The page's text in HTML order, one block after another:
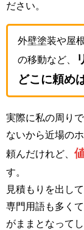
ださい。
外壁塗装や屋
の移動など、
どこに頼め
実際に私の周り
ないから近場の
頼んだけれど、
す。
見積もりを出し
専門用語も多く
がままとなって